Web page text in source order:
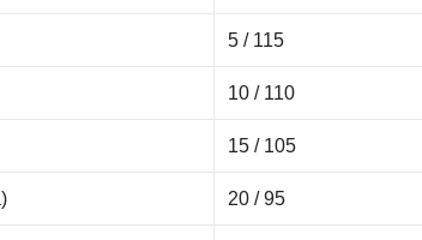
5 / 115
10 / 110
15 / 105
20 / 95